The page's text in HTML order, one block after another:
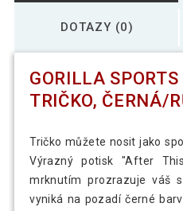
DOTAZY (0)
GORILLA
TRIČKO, ČERNÁ/
Tričko můžete nosit jako
Výrazný potisk "After
mrknutím prozrazuje váš
vyniká na pozadí černé